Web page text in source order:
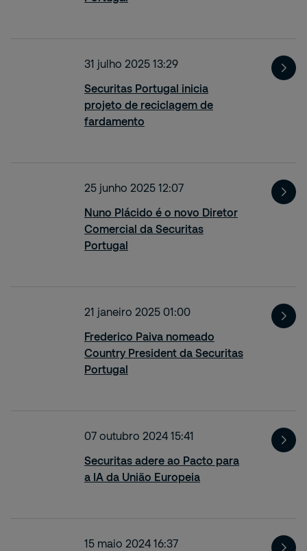
31 julho 2025 13:29
Securitas Portugal inicia
projeto de reciclagem de
fardamento
25 junho 2025 12:07
Nuno Plácido é o novo Diretor
Comercial da Securitas
Portugal
21 janeiro 2025 01:00
Frederico Paiva nomeado
Country President da Securitas
Portugal
07 outubro 2024 15:41
Securitas adere ao Pacto para
a IA da União Europeia
15 maio 2024 16:37